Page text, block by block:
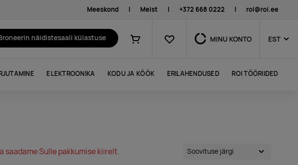
Meeskond | Meist | +372 668 0222 | roi@roi.ee
näidistesaali külastuse
Ostukorv
Lemmikud MINU KONTO EST
ELEKTROONIKA KODU JA KÖÖK ERILAHENDUSED ROI TÖÖRIIDED
saadame Sulle pakkumise kiirelt.